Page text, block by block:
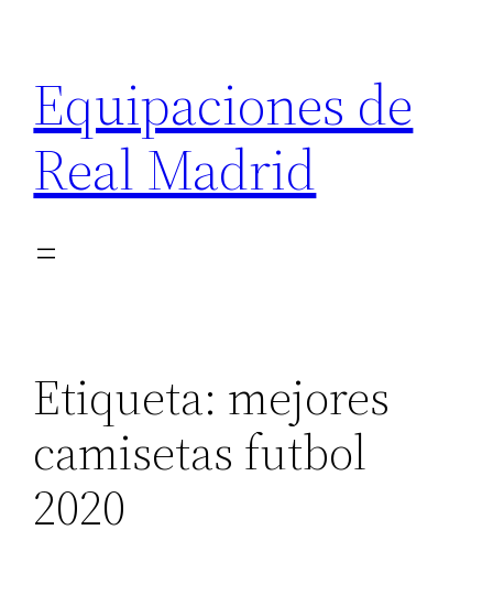
contenido
Equipaciones de
Real Madrid
Etiqueta: mejores
camisetas futbol
2020